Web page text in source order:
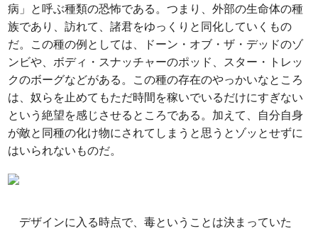
病」と呼ぶ種類の恐怖である。つまり、外部の生命体の種
族であり、訪れて、諸君をゆっくりと同化していくもの
だ。この種の例としては、ドーン・オブ・ザ・デッドのゾ
ンビや、ボディ・スナッチャーのポッド、スター・トレッ
クのボーグなどがある。この種の存在のやっかいなところ
は、奴らを止めてもただ時間を稼いでいるだけにすぎない
という絶望を感じさせるところである。加えて、自分自身
が敵と同種の化け物にされてしまうと思うとゾッとせずに
はいられないものだ。
デザインに入る時点で、毒ということは決まっていた